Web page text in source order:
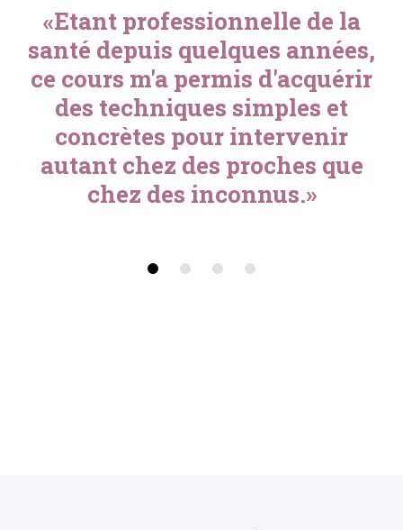
«Etant professionnelle de la
santé depuis quelques années,
ce cours m'a permis d'acquérir
des techniques simples et
concrètes pour intervenir
autant chez des proches que
chez des inconnus.»